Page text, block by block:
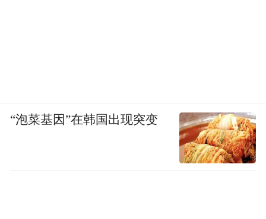
“泡菜基因”在韩国出现突变